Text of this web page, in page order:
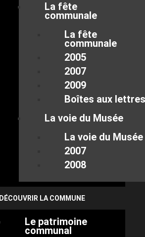
La fête
communale
La fête
communale
2005
2007
2009
Boîtes aux lettres
La voie du Musée
La voie du Musée
2007
2008
DÉCOUVRIR LA COMMUNE
Le patrimoine
communal